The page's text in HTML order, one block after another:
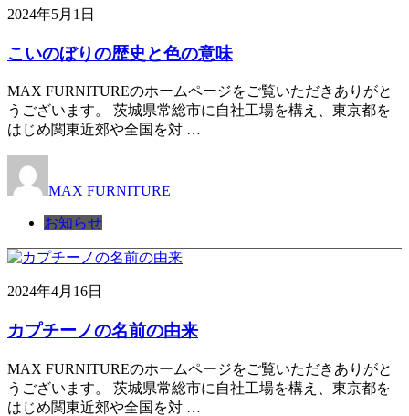
2024年5月1日
こいのぼりの歴史と色の意味
MAX FURNITUREのホームページをご覧いただきありがと
うございます。 茨城県常総市に自社工場を構え、東京都を
はじめ関東近郊や全国を対 …
MAX FURNITURE
お知らせ
2024年4月16日
カプチーノの名前の由来
MAX FURNITUREのホームページをご覧いただきありがと
うございます。 茨城県常総市に自社工場を構え、東京都を
はじめ関東近郊や全国を対 …